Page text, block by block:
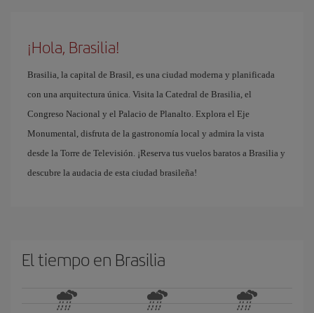
¡Hola, Brasilia!
Brasilia, la capital de Brasil, es una ciudad moderna y planificada
con una arquitectura única. Visita la Catedral de Brasilia, el
Congreso Nacional y el Palacio de Planalto. Explora el Eje
Monumental, disfruta de la gastronomía local y admira la vista
desde la Torre de Televisión. ¡Reserva tus vuelos baratos a Brasilia y
descubre la audacia de esta ciudad brasileña!
El tiempo en Brasilia